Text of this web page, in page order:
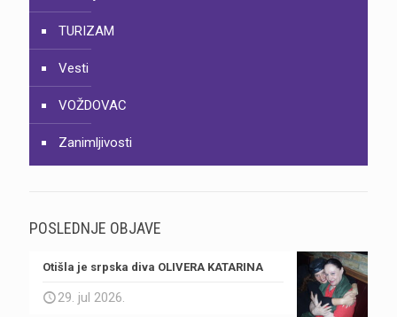
TURIZAM
Vesti
VOŽDOVAC
Zanimljivosti
POSLEDNJE OBJAVE
Otišla je srpska diva OLIVERA KATARINA
29. jul 2026.